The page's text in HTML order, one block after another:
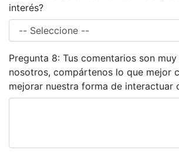
interés?
Pregunta 8: Tus comentarios son
nosotros, compártenos lo que mejor
mejorar nuestra forma de interactuar